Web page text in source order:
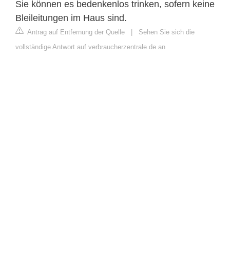
Sie können es bedenkenlos trinken, sofern keine
Bleileitungen im Haus sind.
Antrag auf Entfernung der Quelle | Sehen Sie sich die
vollständige Antwort auf verbraucherzentrale.de an